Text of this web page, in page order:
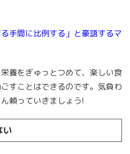
手間に比例する」と豪語するマ
養をぎゅっとつめて、楽しい食
すことはできるのです。気負わ
頼っていきましょう!
い